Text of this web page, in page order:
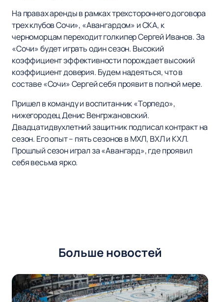
На правах аренды в рамках трехстороннего договора
трех клубов Сочи», «Авангардом» и СКА, к
черноморцам переходит голкипер Сергей Иванов. За
«Сочи» будет играть один сезон. Высокий
коэффициент эффективности порождает высокий
коэффициент доверия. Будем надеяться, что в
составе «Сочи» Сергей себя проявит в полной мере.
Пришел в команду и воспитанник «Торпедо»,
нижегородец Денис Венгржановский.
Двадцатидвухлетний защитник подписал контракт на
сезон. Его опыт – пять сезонов в МХЛ, ВХЛ и КХЛ.
Прошлый сезон играл за «Авангард», где проявил
себя весьма ярко.
Больше новостей